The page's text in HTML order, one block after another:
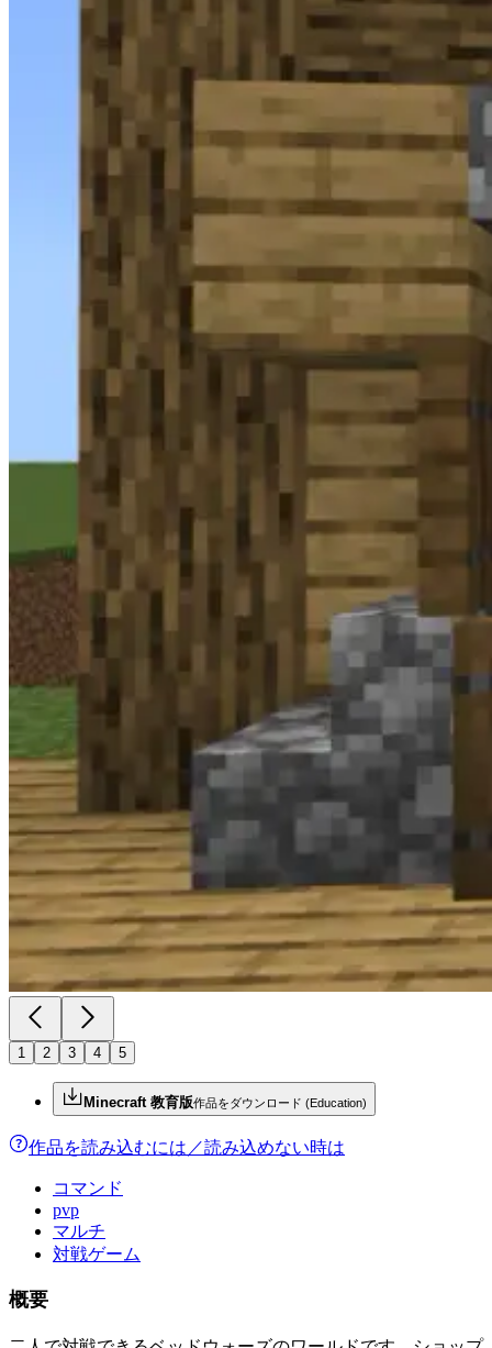
1 2 3 4 5
Minecraft 教育版作品をダウンロード (Education)
作品を読み込むには／読み込めない時は
コマンド
pvp
マルチ
対戦ゲーム
概要